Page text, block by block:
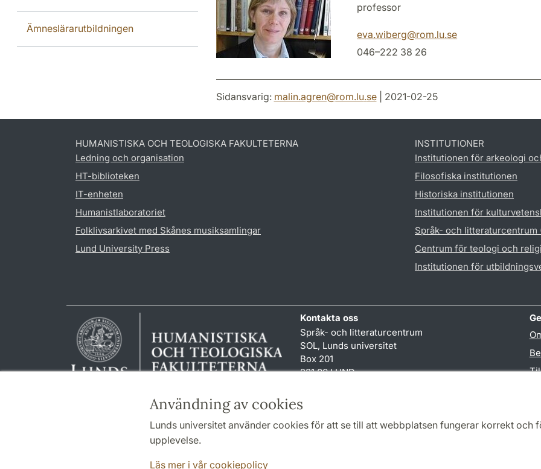
Användning av cookies
Lunds universitet använder cookies för att se till att webbplatsen fungerar korrekt och
upplevelse.
Läs mer i vår cookiepolicy
Ämneslärarutbildningen
professor
eva.wiberg@rom.lu.se
046–222 38 26
Sidansvarig: malin.agren@rom.lu.se| 2021-02-25
HUMANISTISKA OCH TEOLOGISKA FAKULTETERNA
Ledning och organisation
HT-biblioteken
IT-enheten
Humanistlaboratoriet
Folklivsarkivet med Skånes musiksamlingar
Lund University Press
INSTITUTIONER
Institutionen för arkeologi
Filosofiska institutionen
Historiska institutionen
Institutionen för
Språk- och litteraturcentrum
Centrum för teologi och
Institutionen för
Kontakta oss
Språk- och litteraturcentrum
SOL, Lunds universitet
Box 201
221 00 LUND
reception